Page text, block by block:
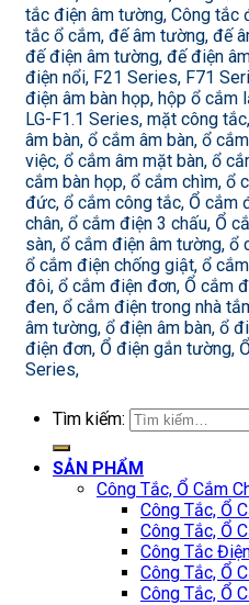
tắc điện âm tường, Công tắc
tắc ổ cắm, đế âm tường, đế
đế điện âm tường, đế điện
điện nổi, F21 Series, F71
điện âm bàn họp, hộp ổ cắm
LG-F1.1 Series, mặt công
âm bàn, ổ cắm âm bàn, ổ
việc, ổ cắm âm mặt bàn, ổ
cắm bàn họp, ổ cắm chìm, ổ
đức, ổ cắm công tắc, Ổ cắm
chân, ổ cắm điện 3 chấu, Ổ
sàn, ổ cắm điện âm tường,
ổ cắm điện chống giật, ổ
đôi, ổ cắm điện đơn, Ổ cắm
đen, ổ cắm điện trong nhà
âm tường, ổ điện âm bàn, ổ
điện đơn, Ổ điện gắn tường,
Series,
Tìm kiếm:
SẢN PHẨM
Công Tắc, Ổ Cắm
Công Tắc, Ổ
Công Tắc, Ổ
Công Tắc
Công Tắc, Ổ
Công Tắc, Ổ